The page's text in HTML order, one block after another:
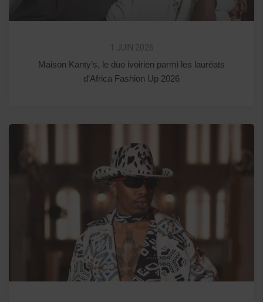
1 JUIN 2026
Maison Kanty’s, le duo ivoirien parmi les lauréats
d’Africa Fashion Up 2026